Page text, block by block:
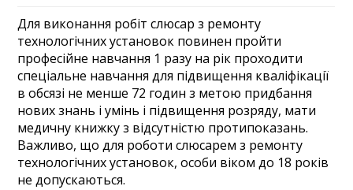
Для виконання робіт слюсар з ремонту
технологічних установок повинен пройти
професійне навчання 1 разу на рік проходити
спеціальне навчання для підвищення кваліфікації
в обсязі не менше 72 годин з метою придбання
нових знань і умінь і підвищення розряду, мати
медичну книжку з відсутністю протипоказань.
Важливо, що для роботи слюсарем з ремонту
технологічних установок, особи віком до 18 років
не допускаються.